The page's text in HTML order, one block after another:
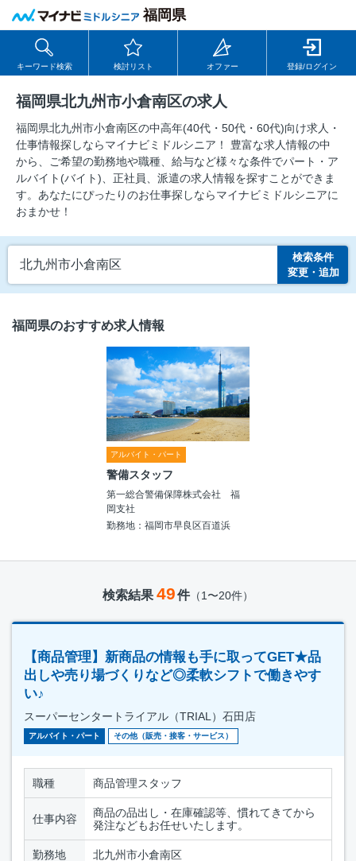
福岡県
キーワード検索 検討リスト オファー 登録/ログイン
福岡県北九州市小倉南区の求人
福岡県北九州市小倉南区の中⾼年(40代・50代・60代)向け求⼈・
仕事情報探しならマイナビミドルシニア！ 豊富な求人情報の中
から、ご希望の勤務地や職種、給与など様々な条件でパート・ア
ルバイト(バイト)、正社員、派遣の求人情報を探すことができま
す。あなたにぴったりのお仕事探しならマイナビミドルシニアに
おまかせ！
北九州市小倉南区
検索条件
変更・追加
福岡県のおすすめ求人情報
アルバイト・パート
警備スタッフ
第一総合警備保障株式会社 福
岡支社
勤務地：福岡市早良区百道浜
検索結果 49件（1〜20件）
【商品管理】新商品の情報も手に取ってGET★品
出しや売り場づくりなど◎柔軟シフトで働きやす
い♪
スーパーセンタートライアル（TRIAL）石田店
アルバイト・パート その他（販売・接客・サービス）
職種 商品管理スタッフ
仕事内容
商品の品出し・在庫確認等、慣れてきてから
発注などもお任せいたします。
勤務地 北九州市小倉南区